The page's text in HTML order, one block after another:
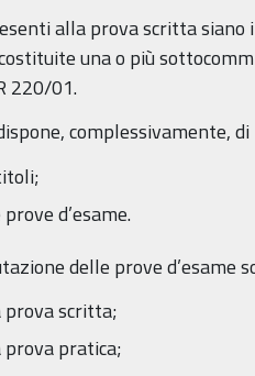
alla prova scritta
una o più
220/01.
complessivamente,
d’esame.
delle prove d’esame
scritta;
pratica;